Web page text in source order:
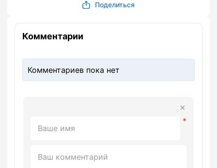
Поделиться
Комментарии
Комментариев пока нет